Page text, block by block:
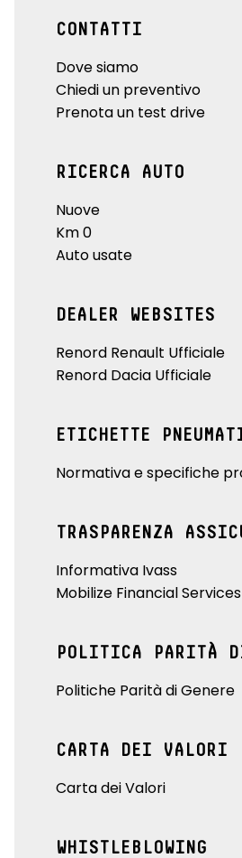
CONTATTI
Dove siamo
Chiedi un preventivo
Prenota un test drive
RICERCA AUTO
Nuove
Km 0
Auto usate
DEALER WEBSITES
Renord Renault Ufficiale
Renord Dacia Ufficiale
ETICHETTE
Normativa e specifiche
TRASPARENZA
Informativa Ivass
Mobilize Financial Services
POLITICA PARITÀ
Politiche Parità di Genere
CARTA DEI VALORI
Carta dei Valori
WHISTLEBLOWING